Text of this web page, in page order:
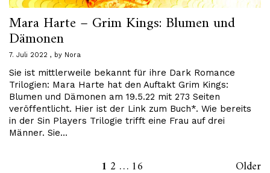
Mara Harte – Grim Kings: Blumen und
Dämonen
7. Juli 2022 by Nora
Sie ist mittlerweile bekannt für ihre Dark Romance
Trilogien: Mara Harte hat den Auftakt Grim Kings:
Blumen und Dämonen am 19.5.22 mit 273 Seiten
veröffentlicht. Hier ist der Link zum Buch*. Wie bereits
in der Sin Players Trilogie trifft eine Frau auf drei
Männer. Sie…
1 2 … 16 Older